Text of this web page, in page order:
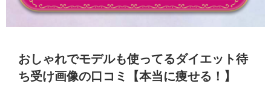
おしゃれでモデルも使ってるダイエット待
ち受け画像の口コミ【本当に痩せる！】